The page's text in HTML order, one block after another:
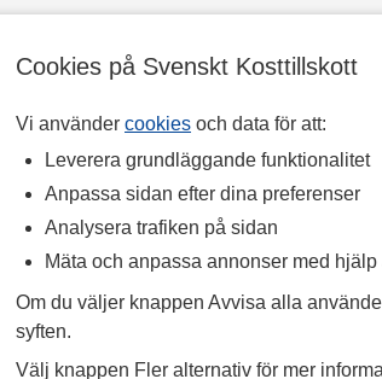
Cookies på Svenskt Kosttillskott
Vi använder cookies och data för att:
Leverera grundläggande funktionalitet
Anpassa sidan efter dina preferenser
Analysera trafiken på sidan
Mäta och anpassa annonser med hjälp
Om du väljer knappen Avvisa alla
syften.
Välj knappen Fler alternativ för mer